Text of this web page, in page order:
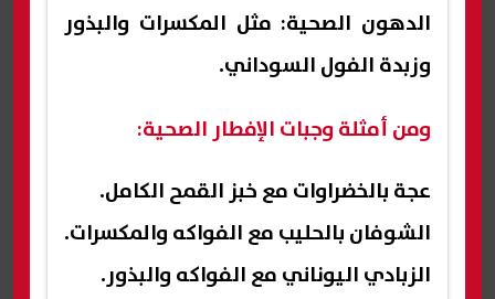
الدهون الصحية: مثل المكسرات والبذور
وزبدة الفول السوداني.
ومن أمثلة وجبات الإفطار الصحية:
عجة بالخضراوات مع خبز القمح الكامل.
الشوفان بالحليب مع الفواكه والمكسرات.
الزبادي اليوناني مع الفواكه والبذور.